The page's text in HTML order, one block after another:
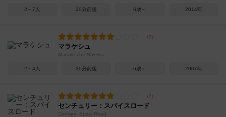
2～7人 20分前後 6歳～ 2014年
マラケシュ
Marrakech / Suleika
2～4人 30分前後 6歳～ 2007年
センチュリー：スパイスロード
Century: Spice Road